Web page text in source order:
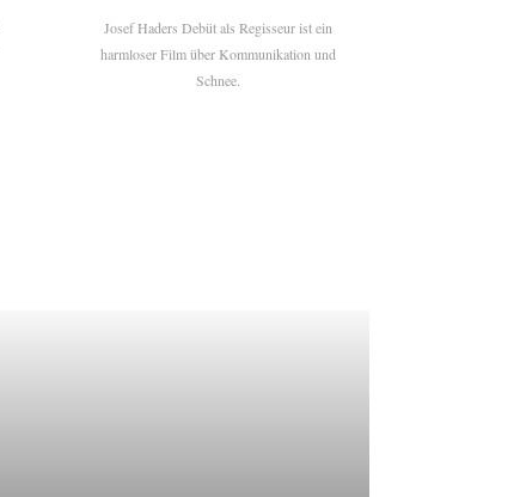
Josef Haders Debüt als Regisseur ist ein
harmloser Film über Kommunikation und
Schnee.